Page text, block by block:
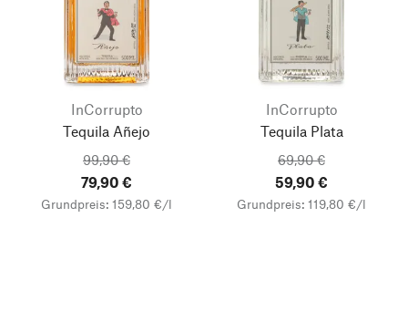
InCorrupto
Tequila Añejo
99,90 €
79,90 €
Grundpreis: 159,80 €/l
InCorrupto
Tequila Plata
69,90 €
59,90 €
Grundpreis: 119,80 €/l